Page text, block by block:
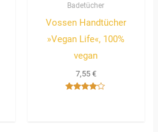
Badetücher
Vossen Handtücher
»Vegan Life«, 100%
vegan
7,55 €